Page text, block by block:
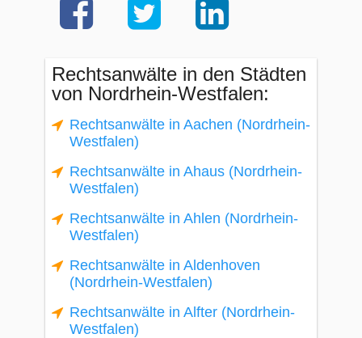
Rechtsanwälte in den Städten
von Nordrhein-Westfalen:
Rechtsanwälte in Aachen (Nordrhein-
Westfalen)
Rechtsanwälte in Ahaus (Nordrhein-
Westfalen)
Rechtsanwälte in Ahlen (Nordrhein-
Westfalen)
Rechtsanwälte in Aldenhoven
(Nordrhein-Westfalen)
Rechtsanwälte in Alfter (Nordrhein-
Westfalen)